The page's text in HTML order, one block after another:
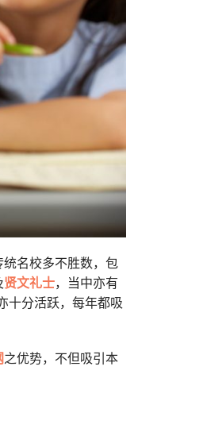
名校多不胜数，包
贤文礼士，当中亦有
十分活跃，每年都吸
之优势，不但吸引本